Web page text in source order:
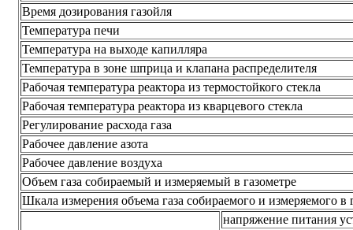
Время дозирования газойля
Температура печи
Температура на выходе капилляра
Температура в зоне шприца и клапана распределителя
Рабочая температура реактора из термостойкого стекла
Рабочая температура реактора из кварцевого стекла
Регулирование расхода газа
Рабочее давление азота
Рабочее давление воздуха
Объем газа собираемый и измеряемый в газометре
Шкала измерения объема газа собираемого и измеряемого в
напряжение питания